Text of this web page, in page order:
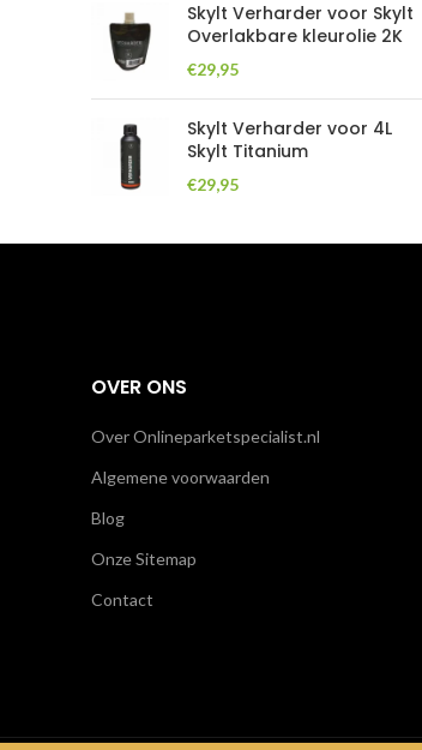
Skylt Verharder voor Skylt
Overlakbare kleurolie 2K
€29,95
Skylt Verharder voor 4L
Skylt Titanium
€29,95
OVER ONS
Over Onlineparketspecialist.nl
Algemene voorwaarden
Blog
Onze Sitemap
Contact